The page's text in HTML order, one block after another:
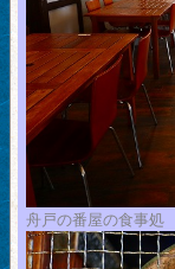
舟戸の番屋の食事処